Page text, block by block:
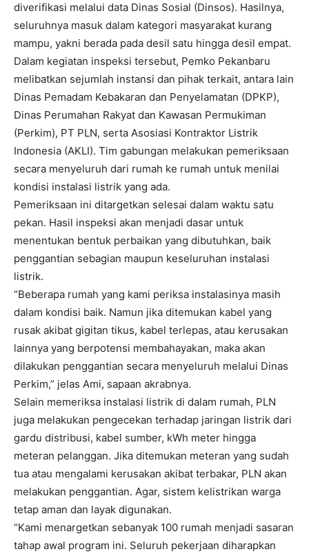
diverifikasi melalui data Dinas Sosial (Dinsos). Hasilnya,
seluruhnya masuk dalam kategori masyarakat kurang
mampu, yakni berada pada desil satu hingga desil empat.
Dalam kegiatan inspeksi tersebut, Pemko Pekanbaru
melibatkan sejumlah instansi dan pihak terkait, antara lain
Dinas Pemadam Kebakaran dan Penyelamatan (DPKP),
Dinas Perumahan Rakyat dan Kawasan Permukiman
(Perkim), PT PLN, serta Asosiasi Kontraktor Listrik
Indonesia (AKLI). Tim gabungan melakukan pemeriksaan
secara menyeluruh dari rumah ke rumah untuk menilai
kondisi instalasi listrik yang ada.
Pemeriksaan ini ditargetkan selesai dalam waktu satu
pekan. Hasil inspeksi akan menjadi dasar untuk
menentukan bentuk perbaikan yang dibutuhkan, baik
penggantian sebagian maupun keseluruhan instalasi
listrik.
“Beberapa rumah yang kami periksa instalasinya masih
dalam kondisi baik. Namun jika ditemukan kabel yang
rusak akibat gigitan tikus, kabel terlepas, atau kerusakan
lainnya yang berpotensi membahayakan, maka akan
dilakukan penggantian secara menyeluruh melalui Dinas
Perkim,” jelas Ami, sapaan akrabnya.
Selain memeriksa instalasi listrik di dalam rumah, PLN
juga melakukan pengecekan terhadap jaringan listrik dari
gardu distribusi, kabel sumber, kWh meter hingga
meteran pelanggan. Jika ditemukan meteran yang sudah
tua atau mengalami kerusakan akibat terbakar, PLN akan
melakukan penggantian. Agar, sistem kelistrikan warga
tetap aman dan layak digunakan.
“Kami menargetkan sebanyak 100 rumah menjadi sasaran
tahap awal program ini. Seluruh pekerjaan diharapkan